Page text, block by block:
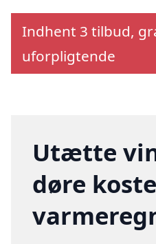
Indhent 3 tilbud,
uforpligtende
Utætte
døre